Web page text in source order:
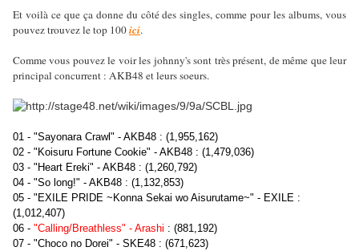
Et voilà ce que ça donne du côté des singles, comme pour les albums, vous
pouvez trouvez le top 100ici.
Comme vous pouvez le voir les johnny's sont très présent, de même que leur
principal concurrent : AKB48 et leurs soeurs.
01 - "Sayonara Crawl" - AKB48 : (1,955,162)
02 - "Koisuru Fortune Cookie" - AKB48 : (1,479,036)
03 - "Heart Ereki" - AKB48 : (1,260,792)
04 - "So long!" - AKB48 : (1,132,853)
05 - "EXILE PRIDE ~Konna Sekai wo Aisurutame~" - EXILE :
(1,012,407)
06 - "Calling/Breathless" - Arashi : (881,192)
07 - "Choco no Dorei" - SKE48 : (671,623)